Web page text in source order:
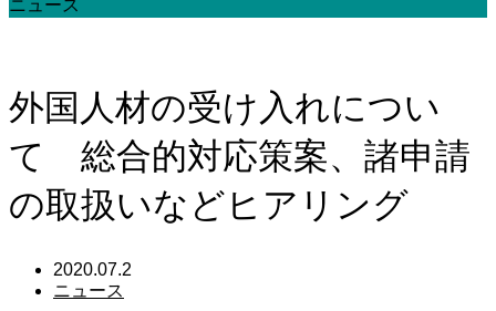
ニュース
外国人材の受け入れについ
て 総合的対応策案、諸申請
の取扱いなどヒアリング
2020.07.2
ニュース